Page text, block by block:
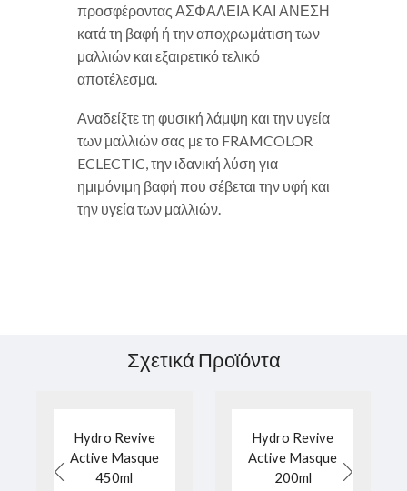
προσφέροντας ΑΣΦΑΛΕΙΑ ΚΑΙ ΑΝΕΣΗ
κατά τη βαφή ή την αποχρωμάτιση των
μαλλιών και εξαιρετικό τελικό
αποτέλεσμα.
Αναδείξτε τη φυσική λάμψη και την υγεία
των μαλλιών σας με το FRAMCOLOR
ECLECTIC, την ιδανική λύση για
ημιμόνιμη βαφή που σέβεται την υφή και
την υγεία των μαλλιών.
Σχετικά Προϊόντα
Hydro Revive
Active Masque
450ml
Hydro Revive
Active Masque
200ml